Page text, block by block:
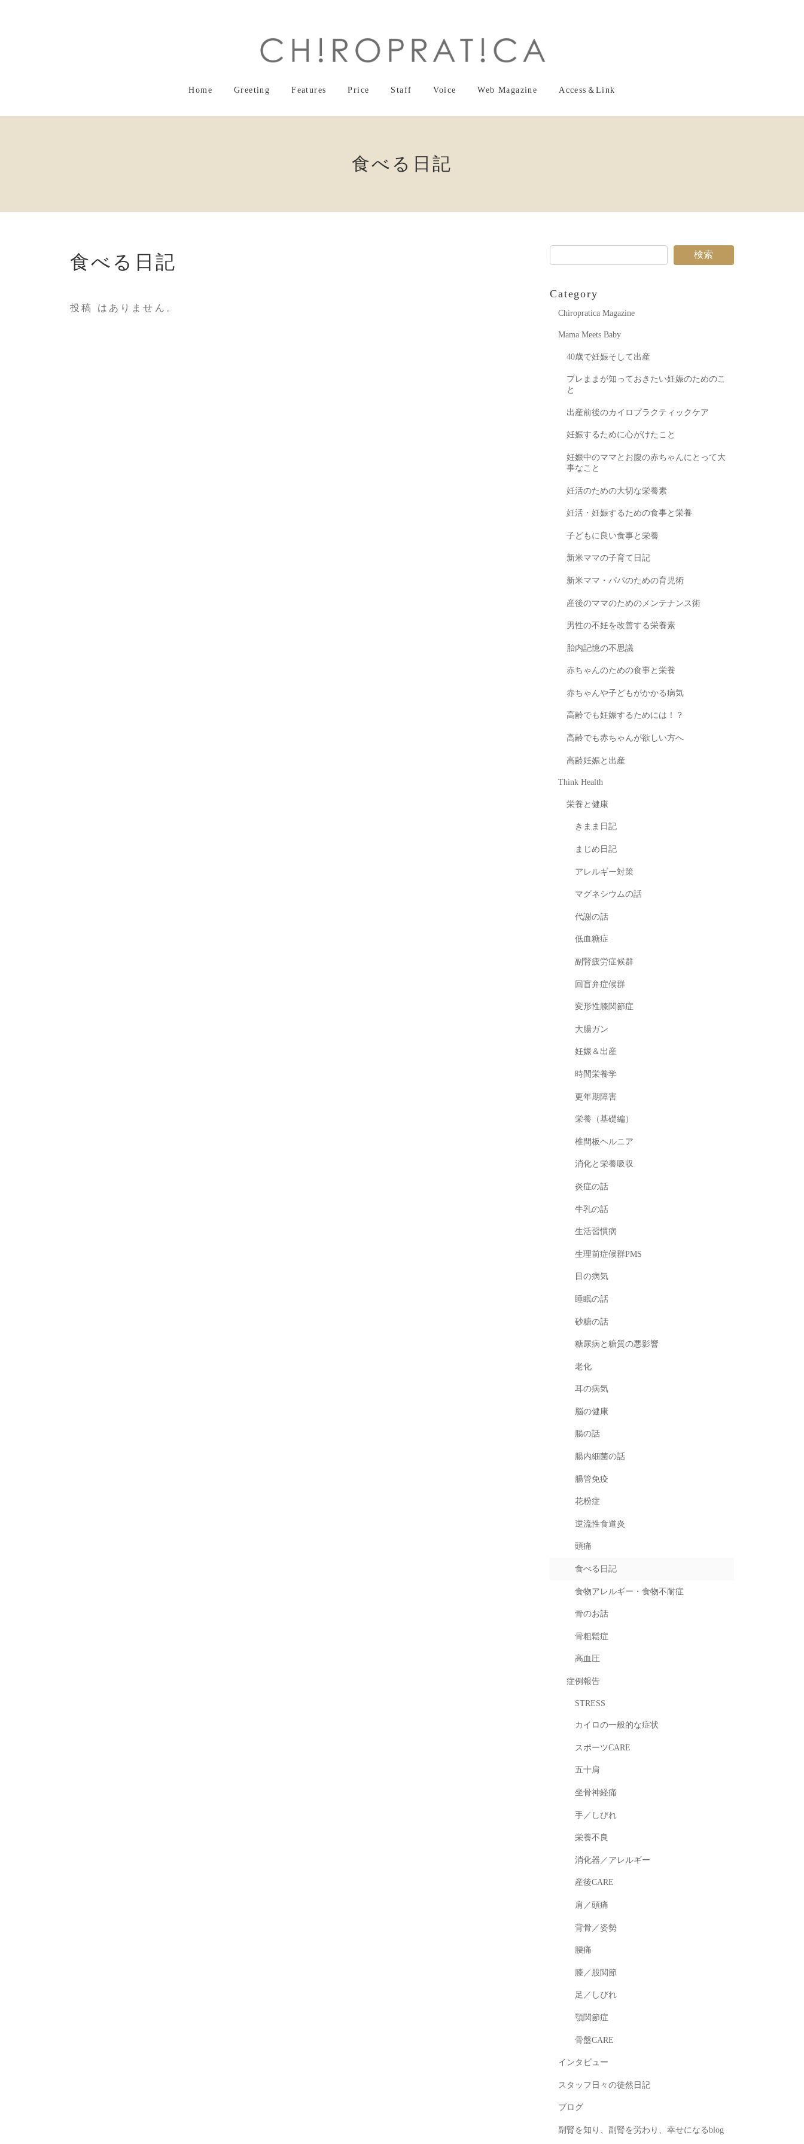
プ
動
Home Greeting Features Price Staff Voice Web Magazine Access＆Link
食べる日記
食べる日記
投稿 はありません。
検索
Category
Chiropratica Magazine
Mama Meets Baby
40歳で妊娠そして出産
プレままが知っておきたい妊娠のためのこ
と
出産前後のカイロプラクティックケア
妊娠するために心がけたこと
妊娠中のママとお腹の赤ちゃんにとって大
事なこと
妊活のための大切な栄養素
妊活・妊娠するための食事と栄養
子どもに良い食事と栄養
新米ママの子育て日記
新米ママ・パパのための育児術
産後のママのためのメンテナンス術
男性の不妊を改善する栄養素
胎内記憶の不思議
赤ちゃんのための食事と栄養
赤ちゃんや子どもがかかる病気
高齢でも妊娠するためには！？
高齢でも赤ちゃんが欲しい方へ
高齢妊娠と出産
Think Health
栄養と健康
きまま日記
まじめ日記
アレルギー対策
マグネシウムの話
代謝の話
低血糖症
副腎疲労症候群
回盲弁症候群
変形性膝関節症
大腸ガン
妊娠＆出産
時間栄養学
更年期障害
栄養（基礎編）
椎間板ヘルニア
消化と栄養吸収
炎症の話
牛乳の話
生活習慣病
生理前症候群PMS
目の病気
睡眠の話
砂糖の話
糖尿病と糖質の悪影響
老化
耳の病気
脳の健康
腸の話
腸内細菌の話
腸管免疫
花粉症
逆流性食道炎
頭痛
食べる日記
食物アレルギー・食物不耐症
骨のお話
骨粗鬆症
高血圧
症例報告
STRESS
カイロの一般的な症状
スポーツCARE
五十肩
坐骨神経痛
手／しびれ
栄養不良
消化器／アレルギー
産後CARE
肩／頭痛
背骨／姿勢
腰痛
膝／股関節
足／しびれ
顎関節症
骨盤CARE
インタビュー
スタッフ日々の徒然日記
ブログ
副腎を知り、副腎を労わり、幸せになるblog